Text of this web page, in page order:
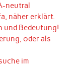
neutral
näher erklärt.
und Bedeutung!
oder als
im